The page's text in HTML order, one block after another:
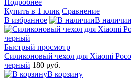
Подробнее
Купить в 1 клик Сравнение
В избранное
В наличии
Быстрый просмотр
Силиконовый чехол для Xiaomi
черный 180 руб.
В корзину